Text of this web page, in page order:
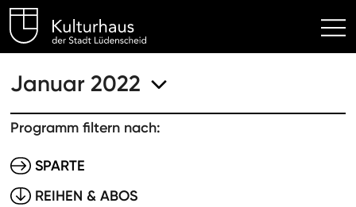
Kulturhaus Lüdenscheid
Januar 2022
Programm filtern nach:
SPARTE
REIHEN & ABOS